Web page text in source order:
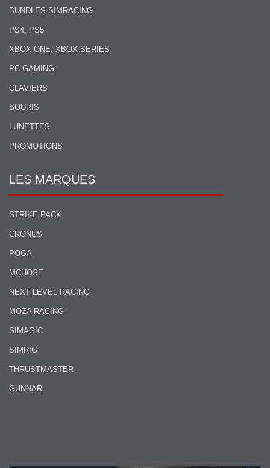
BUNDLES SIMRACING
PS4, PS5
XBOX ONE, XBOX SERIES
PC GAMING
CLAVIERS
SOURIS
LUNETTES
PROMOTIONS
LES MARQUES
STRIKE PACK
CRONUS
POGA
MCHOSE
NEXT LEVEL RACING
MOZA RACING
SIMAGIC
SIMRIG
THRUSTMASTER
GUNNAR